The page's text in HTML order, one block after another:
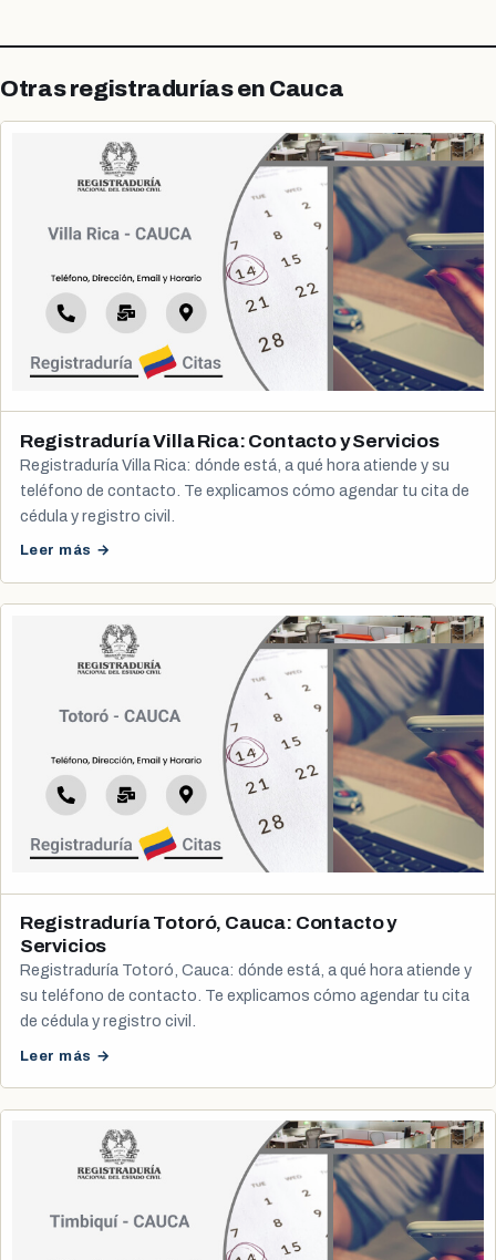
Otras registradurías en Cauca
Registraduría Villa Rica: Contacto y Servicios
Registraduría Villa Rica: dónde está, a qué hora atiende y su
teléfono de contacto. Te explicamos cómo agendar tu cita de
cédula y registro civil.
Leer más →
Registraduría Totoró, Cauca: Contacto y
Servicios
Registraduría Totoró, Cauca: dónde está, a qué hora atiende y
su teléfono de contacto. Te explicamos cómo agendar tu cita
de cédula y registro civil.
Leer más →